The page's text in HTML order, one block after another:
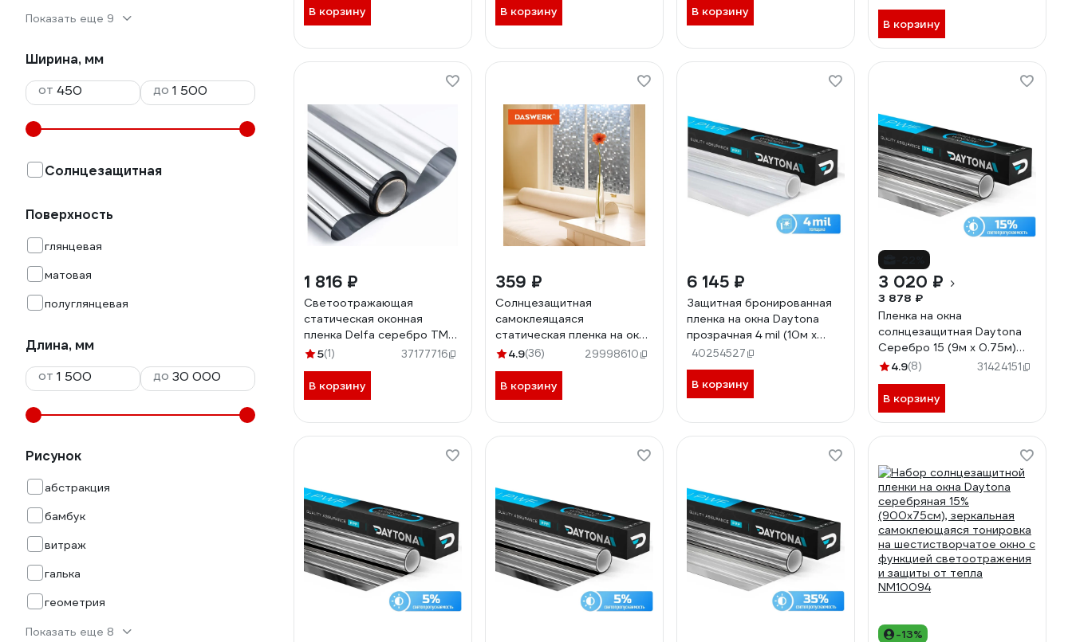
Показать еще 9
Ширина, мм
от
до
Солнцезащитная
Поверхность
глянцевая
матовая
полуглянцевая
Длина, мм
от
до
Рисунок
абстракция
бамбук
витраж
галька
геометрия
Показать еще 8
В корзину В корзину В корзину
В корзину
1 816 ₽
Светоотражающая
статическая оконная
пленка Delfa серебро ТМ5-
Т01/S90
5(1) 37177716
В корзину
359 ₽
Солнцезащитная
самоклеящаяся
статическая пленка на окно
DASWERK без клея, 75x150
4.9(36) 29998610
В корзину
6 145 ₽
Защитная бронированная
пленка на окна Daytona
прозрачная 4 mil (10м х
0.75м), декоративная для
дома MP1207075100
40254527
В корзину
3 020 ₽
3 878 ₽
Пленка на окна
солнцезащитная Daytona
Серебро 15 (9м х 0.75м)
MP1150075090
4.9(8) 31424151
В корзину
-13%